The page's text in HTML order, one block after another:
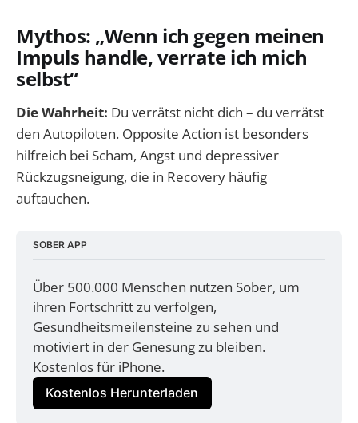
Mythos: „Wenn ich gegen meinen
Impuls handle, verrate ich mich
selbst“
Die Wahrheit: Du verrätst nicht dich – du verrätst
den Autopiloten. Opposite Action ist besonders
hilfreich bei Scham, Angst und depressiver
Rückzugsneigung, die in Recovery häufig
auftauchen.
SOBER APP
Über 500.000 Menschen nutzen Sober, um
ihren Fortschritt zu verfolgen,
Gesundheitsmeilensteine zu sehen und
motiviert in der Genesung zu bleiben.
Kostenlos für iPhone.
Kostenlos Herunterladen